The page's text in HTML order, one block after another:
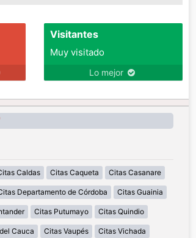
Visitantes
Muy visitado
Lo mejor
Caldas Citas Caqueta Citas Casanare
Departamento de Córdoba Citas Guainia
Citas Putumayo Citas Quindio
Cauca Citas Vaupés Citas Vichada